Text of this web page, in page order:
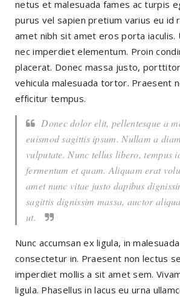
netus et malesuada fames ac turpis
purus vel sapien pretium varius eu id
amet nibh sit amet eros porta iaculis.
nec imperdiet elementum. Proin
placerat. Donec massa justo,
vehicula malesuada tortor. Praesent
efficitur tempus.
Donec dolor elit, pellentesque a
euismod sagittis ipsum. Nullam a
vulputate. Nunc tellus libero, tempus
fermentum et quam. Aliquam erat
amet nunc vitae justo dapibus
sagittis dignissim massa, auctor
ut.
Nunc accumsan ex ligula, in
consectetur in. Praesent non lectus
imperdiet mollis a sit amet sem.
ligula. Phasellus in lacus eu urna